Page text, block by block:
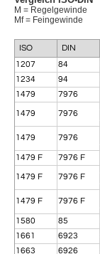
M = Regelgewinde
Mf = Feingewinde
ISO DIN
1207
84
1234
94
1479
7976
1479 7976
1479 7976
1479 F
7976 F
1479 F 7976 F
1479 F 7976 F
1580
85
1661
6923
1663
6926